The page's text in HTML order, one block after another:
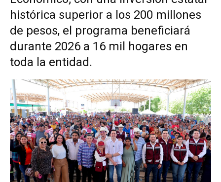
histórica superior a los 200 millones
de pesos, el programa beneficiará
durante 2026 a 16 mil hogares en
toda la entidad.